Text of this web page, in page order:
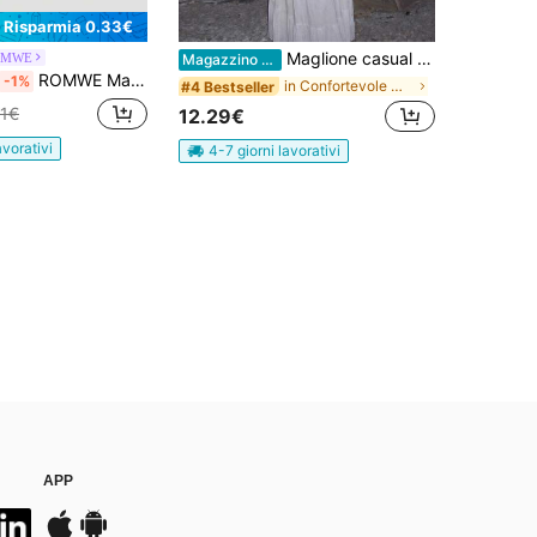
Risparmia 0.33€
-1% ROMWE Maglione romantico a maniche a lanterna con spalle scoperte, a maglia spessa con motivo a zig-zag e fiori in grigio
Magazzino EU Maglione casual sexy da donna in maglia con maniche a campana in tessuto trasparente a rete, stile bohémien, copricostume da spiaggia, abbigliamento da vacanza autunnale
#4 Bestseller in Confortevole Maglieria da donna
12.29€
4-7 giorni lavorativi
APP